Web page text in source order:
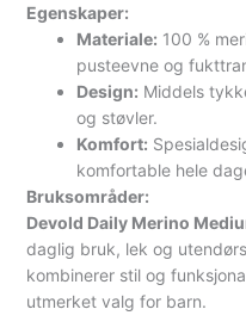
Egenskaper:
Materiale: 100 %
pusteevne og
Design: Middels
og støvler.
Komfort:
komfortable hele
Bruksområder:
Devold Daily Merino
daglig bruk, lek og
kombinerer stil og
utmerket valg for barn.